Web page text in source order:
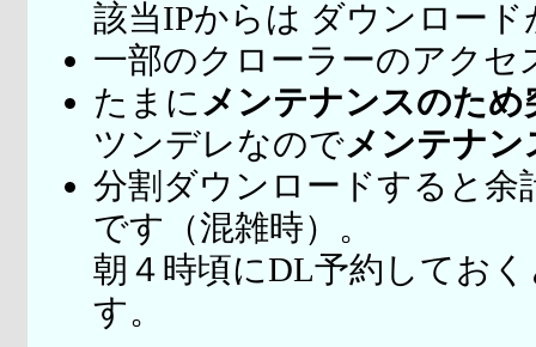
該当IPからは ダウンロー
一部のクローラーのアクセ
たまに メンテナンスのため
ツンデレなのでメンテナ
分割ダウンロードすると余
です（混雑時）。
朝４時頃にDL予約してお
す。